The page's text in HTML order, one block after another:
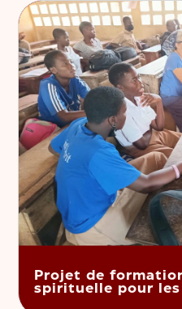
Projet de
spirituelle pour les